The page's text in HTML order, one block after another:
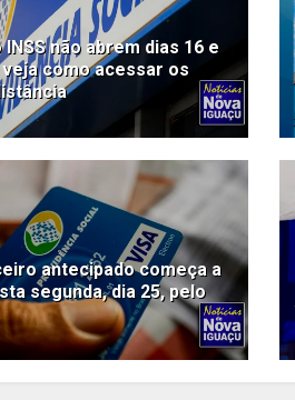
não abrem dias 16 e
veja como acessar os
antecipado começa a
segunda, dia 25, pelo